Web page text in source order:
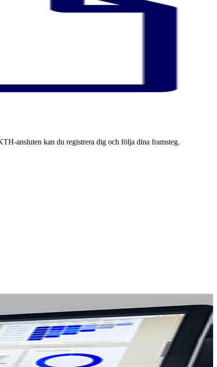
ansluten kan du registrera dig och följa dina framsteg.